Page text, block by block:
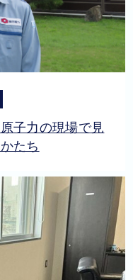
子力の現場で見
たち